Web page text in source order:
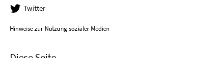
Twitter
Hinweise zur Nutzung sozialer Medien